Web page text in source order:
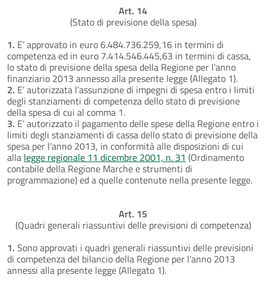
Art. 14
(Stato di previsione della spesa)
1. E’ approvato in euro 6.484.736.259,16 in termini di
competenza ed in euro 7.414.546.445,63 in termini di cassa,
lo stato di previsione della spesa della Regione per l’anno
finanziario 2013 annesso alla presente legge (Allegato 1).
2. E’ autorizzata l’assunzione di impegni di spesa entro i limiti
degli stanziamenti di competenza dello stato di previsione
della spesa di cui al comma 1.
3. E’ autorizzato il pagamento delle spese della Regione entro i
limiti degli stanziamenti di cassa dello stato di previsione della
spesa per l’anno 2013, in conformità alle disposizioni di cui
alla legge regionale 11 dicembre 2001, n. 31 (Ordinamento
contabile della Regione Marche e strumenti di
programmazione) ed a quelle contenute nella presente legge.
Art. 15
(Quadri generali riassuntivi delle previsioni di competenza)
1. Sono approvati i quadri generali riassuntivi delle previsioni
di competenza del bilancio della Regione per l’anno 2013
annessi alla presente legge (Allegato 1).